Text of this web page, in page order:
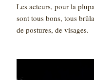
Les acteurs, pour la
sont tous bons, tous
de postures, de visages.